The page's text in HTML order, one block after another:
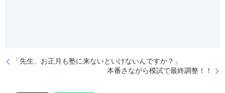
「先生、お正月も塾に来ないといけないんですか？」
本番さながら模試で最終調整！！